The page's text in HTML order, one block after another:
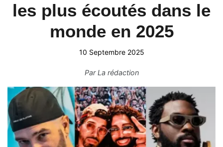
les plus écoutés dans le
monde en 2025
10 Septembre 2025
ParLa rédaction